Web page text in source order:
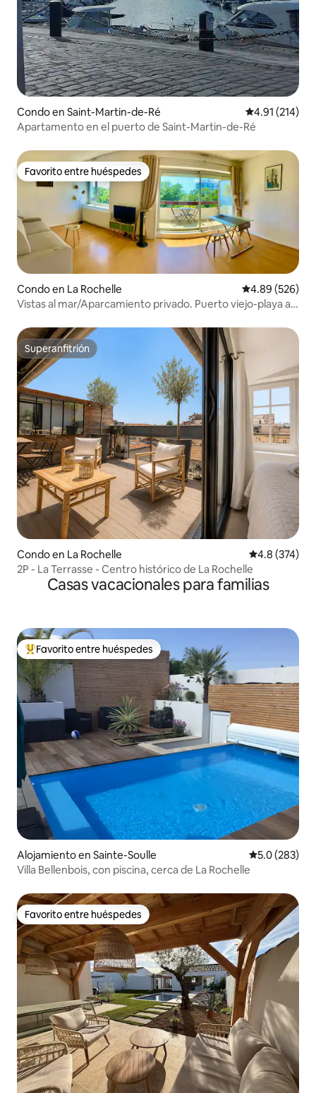
Condo en Saint-Martin-de-Ré Calificación
4.91 (214)
Apartamento en el puerto de Saint-Martin-de-Ré
Favorito entre huéspedes
Favorito entre huéspedes
Condo en La Rochelle Calificación
4.89 (526)
Vistas al mar/Aparcamiento privado. Puerto viejo-playa a
Superanfitrión
Superanfitrión
Condo en La Rochelle Calificación
4.8 (374)
2P - La Terrasse - Centro histórico de La Rochelle
Casas vacacionales para familias
Favorito entre huéspedes preferido
Favorito entre huéspedes
Alojamiento en Sainte-Soulle Calificación
5.0 (283)
Villa Bellenbois, con piscina, cerca de La Rochelle
Favorito entre huéspedes
Favorito entre huéspedes